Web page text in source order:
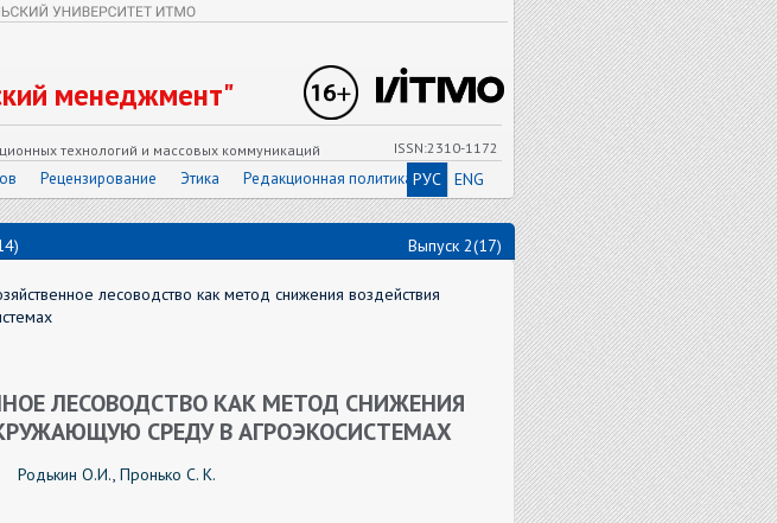
менеджмент"
технологий и массовых коммуникаций
ISSN:2310-1172
Рецензирование Этика Редакционная политика РУС ENG
Выпуск 2(17)
лесоводство как метод снижения воздействия
ЛЕСОВОДСТВО КАК МЕТОД СНИЖЕНИЯ
СРЕДУ В АГРОЭКОСИСТЕМАХ
Родькин О.И., Пронько С. К.